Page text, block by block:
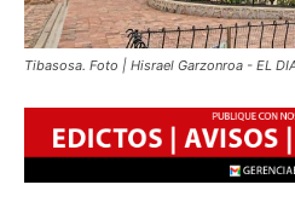
Tibasosa. Foto | Hisrael Garzonroa - EL